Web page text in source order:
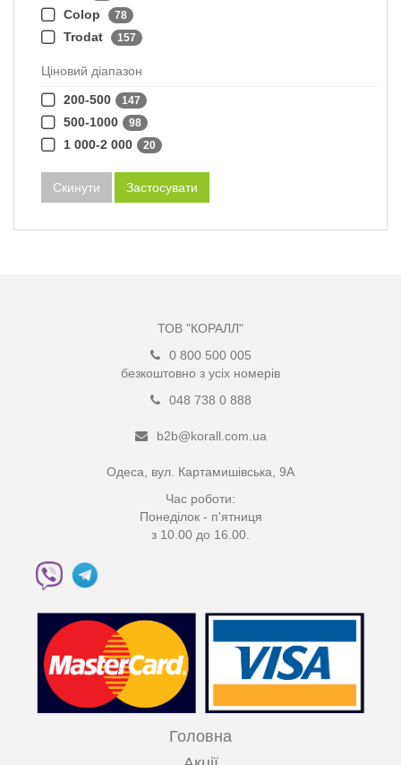
Colop 78
Trodat 157
Ціновий діапазон
200-500
147
500-1000 98
1 000-2 000 20
Скинути Застосувати
ТОВ "КОРАЛЛ"
0 800 500 005
безкоштовно з усіх номерів
048 738 0 888
b2b@korall.com.ua
Одеса, вул. Картамишівська, 9А
Час роботи:
Понеділок - п'ятниця
з 10.00 до 16.00.
Головна